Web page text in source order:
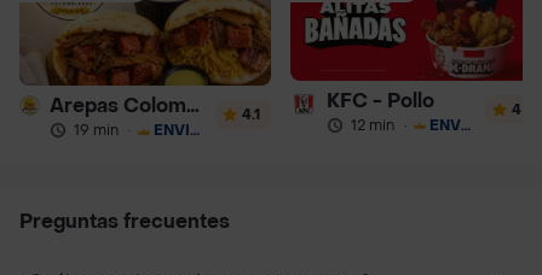
Arepas Colombianas Premium
19 min · ENVÍO GRATIS
4.1
KFC - Pollo
12 min · ENVÍO GRATIS
4
Preguntas frecuentes